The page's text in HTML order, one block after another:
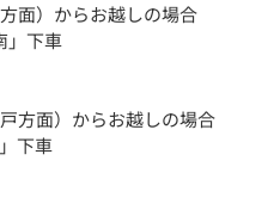
面）からお越しの場合
」下車
方面）からお越しの場合
下車